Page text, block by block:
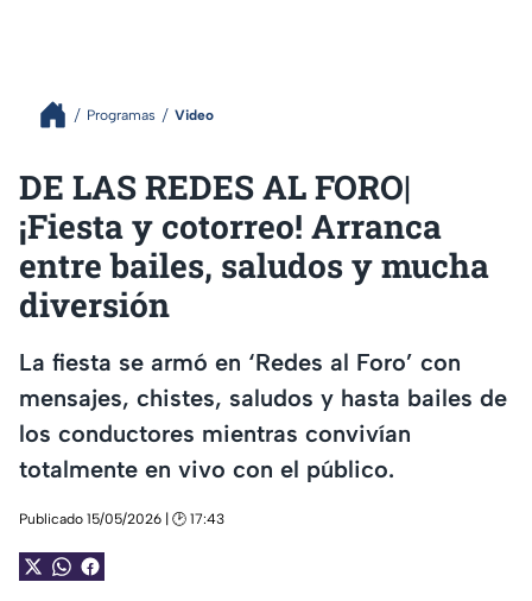
Programas Video
DE LAS REDES AL FORO|
¡Fiesta y cotorreo! Arranca
entre bailes, saludos y mucha
diversión
La fiesta se armó en ‘Redes al Foro’ con
mensajes, chistes, saludos y hasta bailes de
los conductores mientras convivían
totalmente en vivo con el público.
Publicado 15/05/2026 | 🕑 17:43